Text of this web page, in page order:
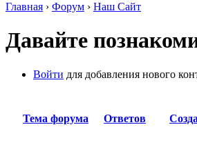
Главная › Форум › Наш Сайт
Давайте
Войти для добавления нового
Тема форума Ответов